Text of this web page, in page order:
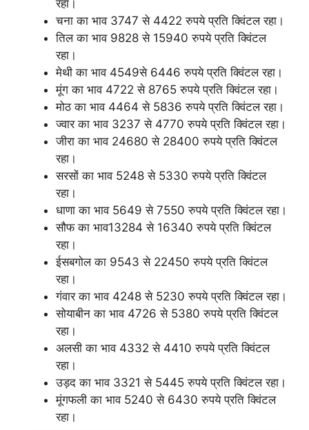
रहा।
चना का भाव 3747 से 4422 रुपये प्रति क्विंटल रहा।
तिल का भाव 9828 से 15940 रुपये प्रति क्विंटल
रहा।
मेथी का भाव 4549से 6446 रुपये प्रति क्विंटल रहा।
मूंग का भाव 4722 से 8765 रुपये प्रति क्विंटल रहा।
मोठ का भाव 4464 से 5836 रुपये प्रति क्विंटल रहा।
ज्वार का भाव 3237 से 4770 रुपये प्रति क्विंटल रहा।
जीरा का भाव 24680 से 28400 रुपये प्रति क्विंटल
रहा।
सरसों का भाव 5248 से 5330 रुपये प्रति क्विंटल
रहा।
धाणा का भाव 5649 से 7550 रुपये प्रति क्विंटल रहा।
सौफ का भाव13284 से 16340 रुपये प्रति क्विंटल
रहा।
ईसबगोल का 9543 से 22450 रुपये प्रति क्विंटल
रहा।
गंवार का भाव 4248 से 5230 रुपये प्रति क्विंटल रहा।
सोयाबीन का भाव 4726 से 5380 रुपये प्रति क्विंटल
रहा।
अलसी का भाव 4332 से 4410 रुपये प्रति क्विंटल
रहा।
उड़द का भाव 3321 से 5445 रुपये प्रति क्विंटल रहा।
मूंगफली का भाव 5240 से 6430 रुपये प्रति क्विंटल
रहा।